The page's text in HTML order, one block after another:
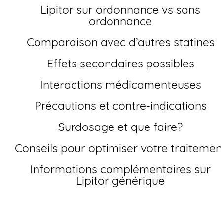
Lipitor sur ordonnance vs sans
ordonnance
Comparaison avec d’autres statines
Effets secondaires possibles
Interactions médicamenteuses
Précautions et contre-indications
Surdosage et que faire?
Conseils pour optimiser votre
Informations complémentaires sur
Lipitor générique